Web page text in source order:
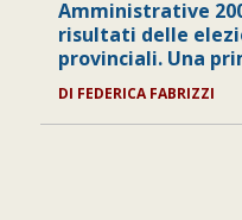
Amministrative
risultati delle
provinciali. Una
DI FEDERICA FABRIZZI